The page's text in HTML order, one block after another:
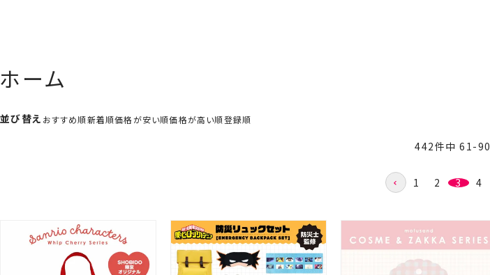
ホーム
並び替え おすすめ順新着順価格が安い順価格が高い順登録順
442件中 61-90
1 2 3 4